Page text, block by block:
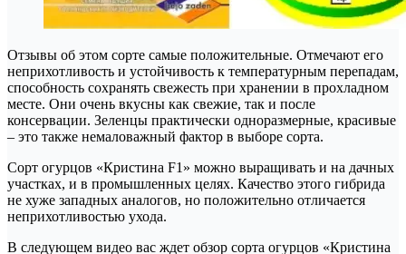
Отзывы об этом сорте самые положительные. Отмечают его
неприхотливость и устойчивость к температурным перепадам,
способность сохранять свежесть при хранении в прохладном
месте. Они очень вкусны как свежие, так и после
консервации. Зеленцы практически одноразмерные, красивые
– это также немаловажный фактор в выборе сорта.
Сорт огурцов «Кристина F1» можно выращивать и на дачных
участках, и в промышленных целях. Качество этого гибрида
не хуже западных аналогов, но положительно отличается
неприхотливостью ухода.
В следующем видео вас ждет обзор сорта огурцов «Кристина